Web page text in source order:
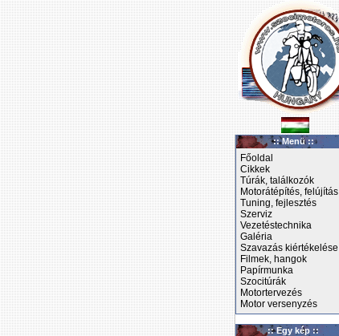
:: Menü ::
Főoldal
Cikkek
Túrák, találkozók
Motorátépítés, felújítás
Tuning, fejlesztés
Szerviz
Vezetéstechnika
Galéria
Szavazás kiértékelése
Filmek, hangok
Papírmunka
Szocitúrák
Motortervezés
Motor versenyzés
:: Egy kép ::